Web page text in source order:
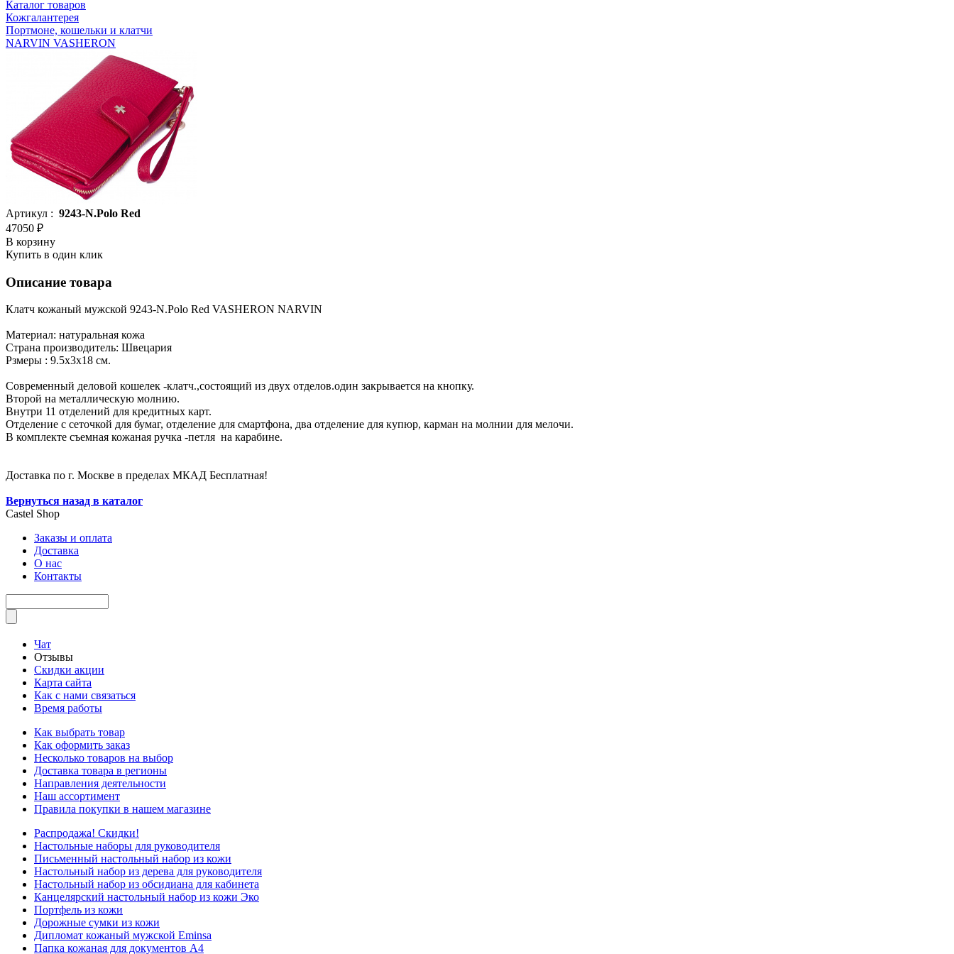
Каталог товаров
Кожгалантерея
Портмоне, кошельки и клатчи
NARVIN VASHERON
Артикул : 9243-N.Polo Red
47050 ₽
В корзину
Купить в один клик
Описание товара
Клатч кожаный мужской 9243-N.Polo Red VASHERON NARVIN
Материал: натуральная кожа
Страна производитель: Швецария
Рзмеры : 9.5х3х18 см.
Современный деловой кошелек -клатч.,состоящий из двух отделов.один закрывается на кнопку.
Второй на металлическую молнию.
Внутри 11 отделений для кредитных карт.
Отделение с сеточкой для бумаг, отделение для смартфона, два отделение для купюр, карман на молнии для мелочи.
В комплекте съемная кожаная ручка -петля на карабине.
Доставка по г. Москве в пределах МКАД Бесплатная!
Вернуться назад в каталог
Castel Shop
Заказы и оплата
Доставка
О нас
Контакты
Чат
Отзывы
Скидки акции
Карта сайта
Как с нами связаться
Время работы
Как выбрать товар
Как оформить заказ
Несколько товаров на выбор
Доставка товара в регионы
Направления деятельности
Наш ассортимент
Правила покупки в нашем магазине
Распродажа! Скидки!
Настольные наборы для руководителя
Письменный настольный набор из кожи
Настольный набор из дерева для руководителя
Настольный набор из обсидиана для кабинета
Канцелярский настольный набор из кожи Эко
Портфель из кожи
Дорожные сумки из кожи
Дипломат кожаный мужской Eminsa
Папка кожаная для документов А4